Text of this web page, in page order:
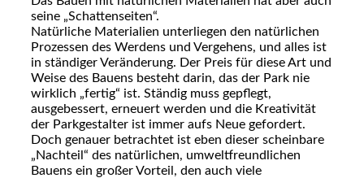
seine „Schattenseiten“.
Natürliche Materialien unterliegen den natürlichen
Prozessen des Werdens und Vergehens, und alles ist
in ständiger Veränderung. Der Preis für diese Art und
Weise des Bauens besteht darin, das der Park nie
wirklich „fertig“ ist. Ständig muss gepflegt,
ausgebessert, erneuert werden und die Kreativität
der Parkgestalter ist immer aufs Neue gefordert.
Doch genauer betrachtet ist eben dieser scheinbare
„Nachteil“ des natürlichen, umweltfreundlichen
Bauens ein großer Vorteil, den auch viele